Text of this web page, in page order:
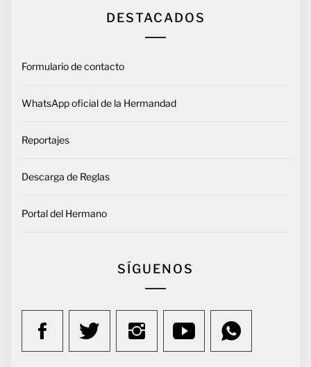
DESTACADOS
Formulario de contacto
WhatsApp oficial de la Hermandad
Reportajes
Descarga de Reglas
Portal del Hermano
SÍGUENOS